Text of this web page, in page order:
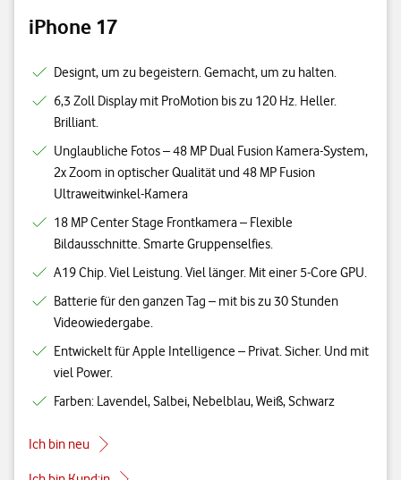
iPhone 17
Designt, um zu begeistern. Gemacht, um zu halten.
6,3 Zoll Display mit ProMotion bis zu 120 Hz. Heller.
Brilliant.
Unglaubliche Fotos – 48 MP Dual Fusion Kamera-System,
2x Zoom in optischer Qualität und 48 MP Fusion
Ultraweitwinkel-Kamera
18 MP Center Stage Frontkamera – Flexible
Bildausschnitte. Smarte Gruppenselfies.
A19 Chip. Viel Leistung. Viel länger. Mit einer 5-Core GPU.
Batterie für den ganzen Tag – mit bis zu 30 Stunden
Videowiedergabe.
Entwickelt für Apple Intelligence – Privat. Sicher. Und mit
viel Power.
Farben: Lavendel, Salbei, Nebelblau, Weiß, Schwarz
Ich bin neu